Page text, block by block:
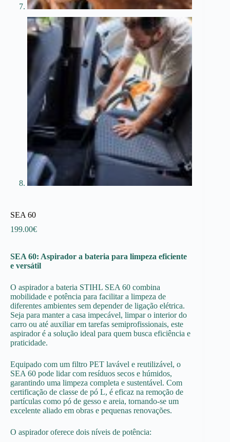
SEA 60
199.00€
SEA 60: Aspirador a bateria para limpeza eficiente
e versátil
O aspirador a bateria STIHL SEA 60 combina
mobilidade e potência para facilitar a limpeza de
diferentes ambientes sem depender de ligação elétrica.
Seja para manter a casa impecável, limpar o interior do
carro ou até auxiliar em tarefas semiprofissionais, este
aspirador é a solução ideal para quem busca eficiência e
praticidade.
Equipado com um filtro PET lavável e reutilizável, o
SEA 60 pode lidar com resíduos secos e húmidos,
garantindo uma limpeza completa e sustentável. Com
certificação de classe de pó L, é eficaz na remoção de
partículas como pó de gesso e areia, tornando-se um
excelente aliado em obras e pequenas renovações.
O aspirador oferece dois níveis de potência: